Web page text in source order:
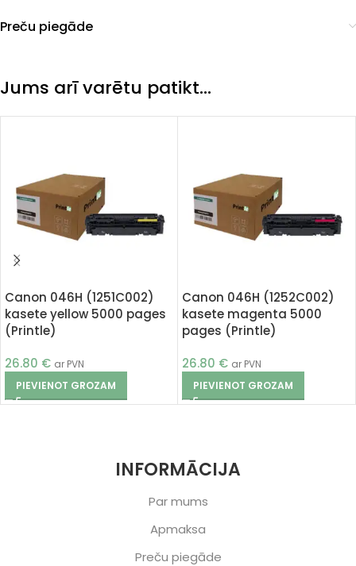
Preču piegāde
Jums arī varētu patikt…
Canon 046H (1251C002)
kasete yellow 5000 pages
(Printle)
26.80 € ar PVN
PIEVIENOT GROZAM
Canon 046H (1252C002)
kasete magenta 5000
pages (Printle)
26.80 € ar PVN
PIEVIENOT GROZAM
INFORMĀCIJA
Par mums
Apmaksa
Preču piegāde